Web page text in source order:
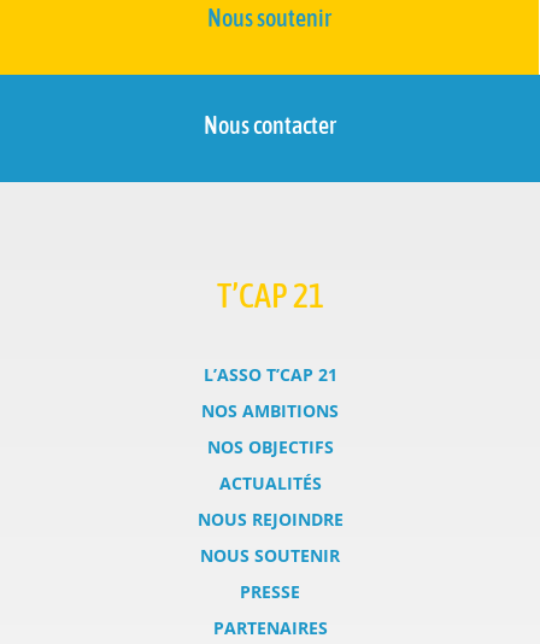
Nous soutenir
Nous contacter
T’CAP 21
L’ASSO T’CAP 21
NOS AMBITIONS
NOS OBJECTIFS
ACTUALITÉS
NOUS REJOINDRE
NOUS SOUTENIR
PRESSE
PARTENAIRES